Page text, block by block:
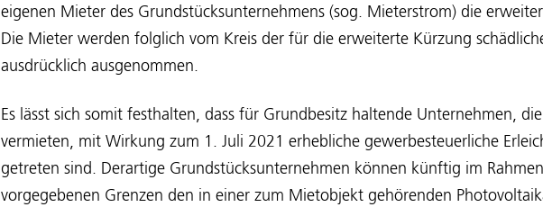
eigenen Mieter des Grundstücksunternehmens (sog. Mieterstrom) die
Die Mieter werden folglich vom Kreis der für die erweiterte Kürzung
ausdrücklich ausgenommen.
Es lässt sich somit festhalten, dass für Grundbesitz haltende Unternehmen,
vermieten, mit Wirkung zum 1. Juli 2021 erhebliche gewerbesteuerliche
getreten sind. Derartige Grundstücksunternehmen können künftig im
vorgegebenen Grenzen den in einer zum Mietobjekt gehörenden